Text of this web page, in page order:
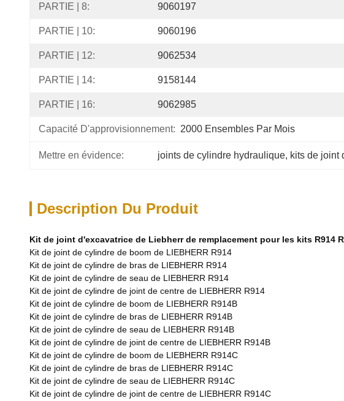
PARTIE | 8: 9060197
PARTIE | 10: 9060196
PARTIE | 12: 9062534
PARTIE | 14: 9158144
PARTIE | 16: 9062985
Capacité D'approvisionnement: 2000 Ensembles Par Mois
Mettre en évidence: joints de cylindre hydraulique, kits de joint
Description Du Produit
Kit de joint d'excavatrice de Liebherr de remplacement pour les kits R914
Kit de joint de cylindre de boom de LIEBHERR R914
Kit de joint de cylindre de bras de LIEBHERR R914
Kit de joint de cylindre de seau de LIEBHERR R914
Kit de joint de cylindre de joint de centre de LIEBHERR R914
Kit de joint de cylindre de boom de LIEBHERR R914B
Kit de joint de cylindre de bras de LIEBHERR R914B
Kit de joint de cylindre de seau de LIEBHERR R914B
Kit de joint de cylindre de joint de centre de LIEBHERR R914B
Kit de joint de cylindre de boom de LIEBHERR R914C
Kit de joint de cylindre de bras de LIEBHERR R914C
Kit de joint de cylindre de seau de LIEBHERR R914C
Kit de joint de cylindre de joint de centre de LIEBHERR R914C